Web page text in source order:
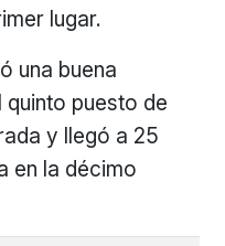
lugar.
una buena
puesto de
y llegó a 25
en la décimo